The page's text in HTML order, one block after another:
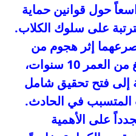
حول قوانين حماية
على سلوك الكلاب.
إثر هجوم من
كلب راعي ألماني بالغ يبلغ من العمر 10 سنوات،
إلى فتح تحقيق شامل
المتسبب في الحادث.
على الأهمية